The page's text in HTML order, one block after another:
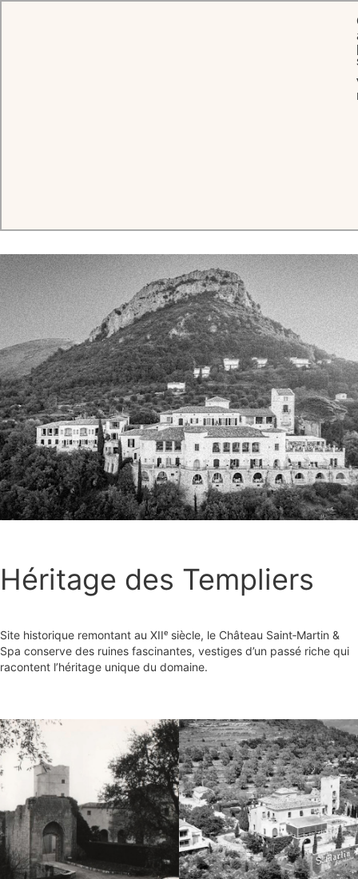
Héritage des Templiers
Site historique remontant au XIIᵉ siècle, le Château Saint‑Martin &
Spa conserve des ruines fascinantes, vestiges d’un passé riche qui
racontent l’héritage unique du domaine.